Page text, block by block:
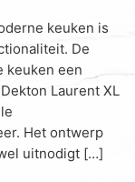
keuken is
De
keuken een
Laurent XL
Het ontwerp
uitnodigt […]